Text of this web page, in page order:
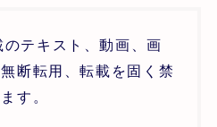
テキスト、動画、画
断転用、転載を固く禁
す。